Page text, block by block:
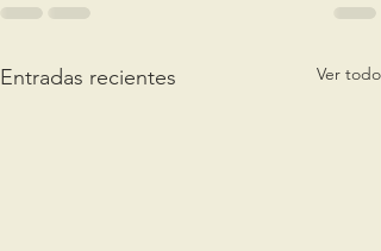
Entradas recientes Ver todo